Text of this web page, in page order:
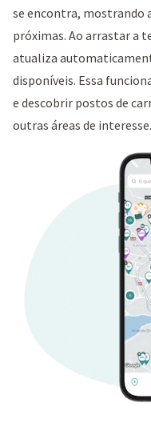
se encontra, mostrando
próximas. Ao arrastar a
atualiza
disponíveis. Essa
e descobrir postos de
outras áreas de interesse.